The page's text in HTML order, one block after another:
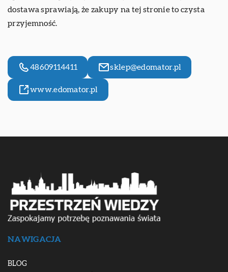
dostawa sprawiają, że zakupy na tej stronie to czysta
przyjemność.
48609114411 sklep@edomator.pl
www.edomator.pl
NAWIGACJA
BLOG